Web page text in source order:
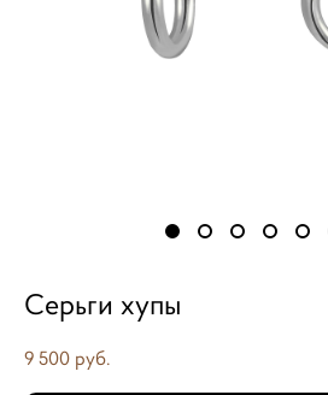
Серьги хупы
9 500 pуб.